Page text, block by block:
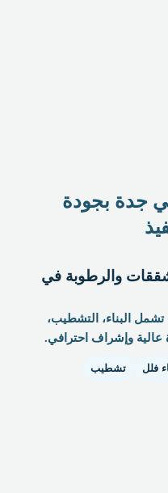
جدة بجودة
والرطوبة في
البناء، التشطيب،
عالية وإشراف احترافي.
فلل تشطيب